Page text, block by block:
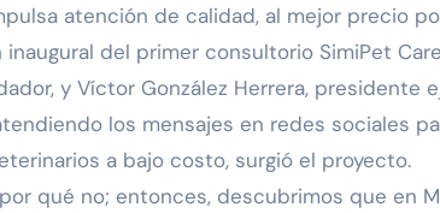
atención de calidad, al mejor precio
del primer consultorio SimiPet
y Víctor González Herrera, presidente
los mensajes en redes sociales
a bajo costo, surgió el proyecto.
qué no; entonces, descubrimos que en